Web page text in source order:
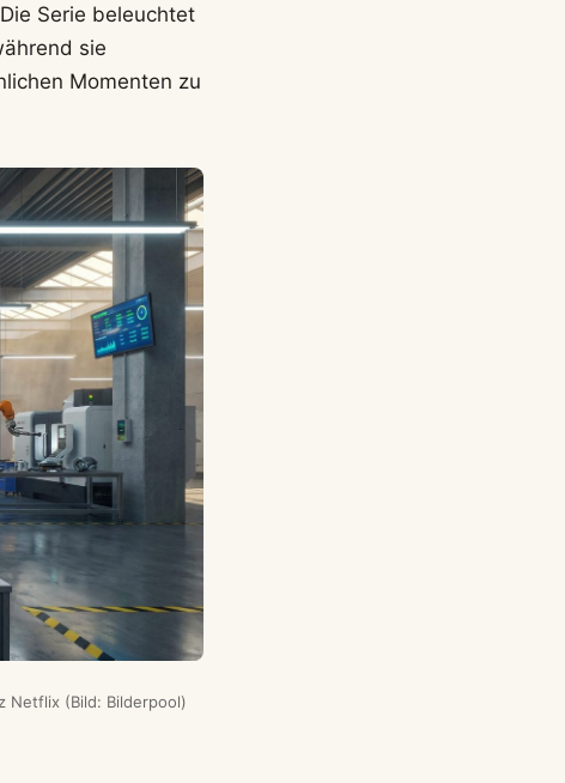
Serie beleuchtet
sie
Momenten zu
Netflix (Bild: Bilderpool)